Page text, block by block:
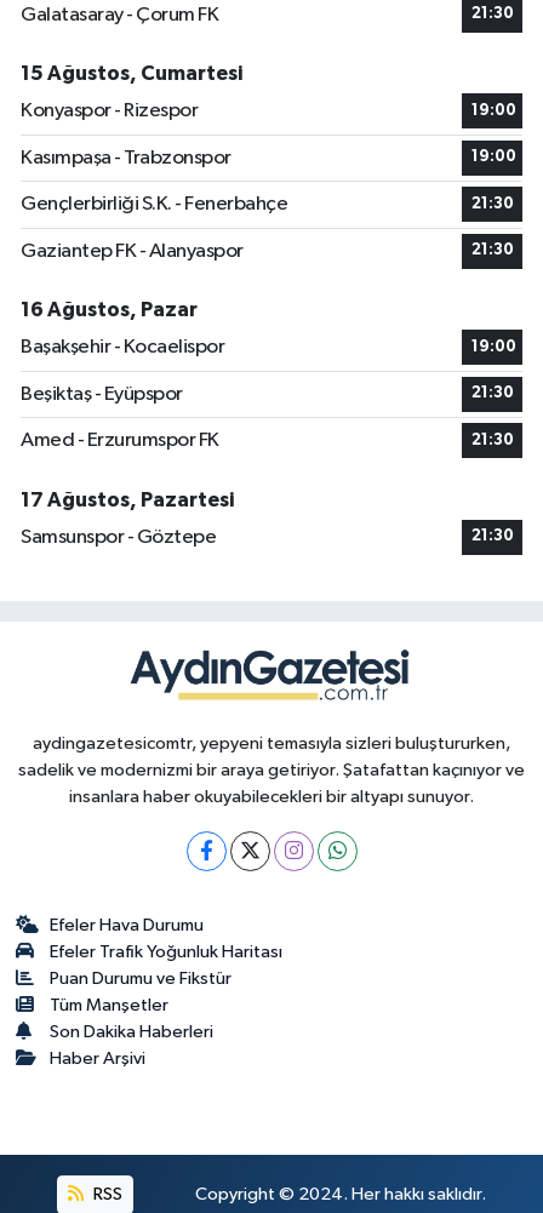
Galatasaray - Çorum FK
21:30
15 Ağustos, Cumartesi
Konyaspor - Rizespor
19:00
Kasımpaşa - Trabzonspor 19:00
Gençlerbirliği S.K. - Fenerbahçe 21:30
Gaziantep FK - Alanyaspor 21:30
16 Ağustos, Pazar
Başakşehir - Kocaelispor
19:00
Beşiktaş - Eyüpspor 21:30
Amed - Erzurumspor FK 21:30
17 Ağustos, Pazartesi
Samsunspor - Göztepe
21:30
aydingazetesicomtr, yepyeni temasıyla sizleri buluştururken,
sadelik ve modernizmi bir araya getiriyor. Şatafattan kaçınıyor ve
insanlara haber okuyabilecekleri bir altyapı sunuyor.
Efeler Hava Durumu
Efeler Trafik Yoğunluk Haritası
Puan Durumu ve Fikstür
Tüm Manşetler
Son Dakika Haberleri
Haber Arşivi
RSS Copyright © 2024. Her hakkı saklıdır.